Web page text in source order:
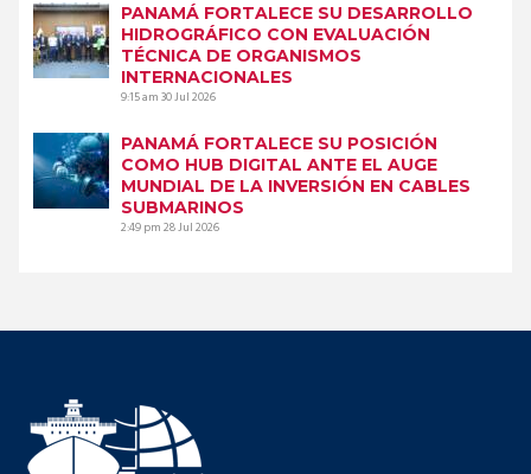
PANAMÁ FORTALECE SU DESARROLLO
HIDROGRÁFICO CON EVALUACIÓN
TÉCNICA DE ORGANISMOS
INTERNACIONALES
9:15 am30 Jul 2026
PANAMÁ FORTALECE SU POSICIÓN
COMO HUB DIGITAL ANTE EL AUGE
MUNDIAL DE LA INVERSIÓN EN CABLES
SUBMARINOS
2:49 pm28 Jul 2026